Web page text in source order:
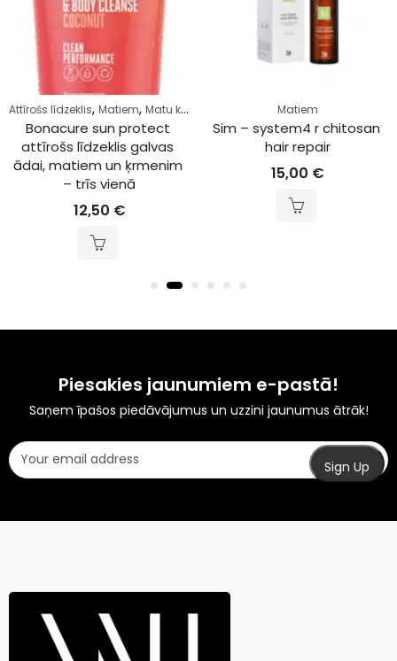
Attīrošs līdzeklis, Matiem, Matu kopšana
Bonacure sun protect
attīrošs līdzeklis galvas
ādai, matiem un ķrmenim
– trīs vienā
12,50 €
Matiem
Sim – system4 r chitosan
hair repair
15,00 €
Piesakies jaunumiem e-pastā!
Saņem īpašos piedāvājumus un uzzini jaunumus ātrāk!